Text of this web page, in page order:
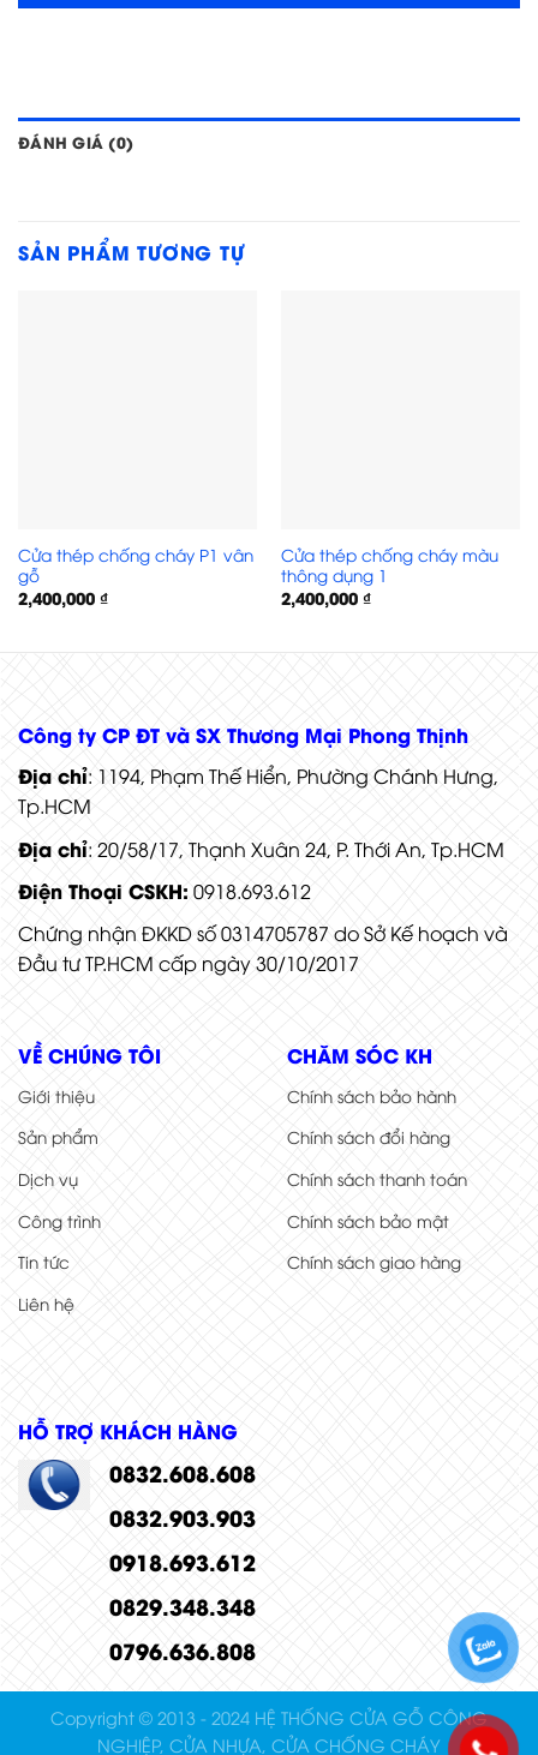
ĐÁNH GIÁ (0)
SẢN PHẨM TƯƠNG TỰ
Cửa thép chống cháy P1 vân
gỗ
2,400,000 ₫
Cửa thép chống cháy màu
thông dụng 1
2,400,000 ₫
Công ty CP ĐT và SX Thương Mại Phong Thịnh
Địa chỉ: 1194, Phạm Thế Hiển, Phường Chánh Hưng,
Tp.HCM
Địa chỉ: 20/58/17, Thạnh Xuân 24, P. Thới An, Tp.HCM
Điện Thoại CSKH: 0918.693.612
Chứng nhận ĐKKD số 0314705787 do Sở Kế hoạch và
Đầu tư TP.HCM cấp ngày 30/10/2017
VỀ CHÚNG TÔI
Giới thiệu
Sản phẩm
Dịch vụ
Công trình
Tin tức
Liên hệ
CHĂM SÓC KH
Chính sách bảo hành
Chính sách đổi hàng
Chính sách thanh toán
Chính sách bảo mật
Chính sách giao hàng
HỖ TRỢ KHÁCH HÀNG
0832.608.608
0832.903.903
0918.693.612
0829.348.348
0796.636.808
Copyright © 2013 - 2024 HỆ THỐNG CỬA GỖ CÔNG
NGHIỆP, CỬA NHỰA, CỬA CHỐNG CHÁY